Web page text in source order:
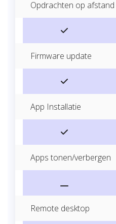
Opdrachten op afstand
Firmware update
App Installatie
Apps tonen/verbergen
Remote desktop